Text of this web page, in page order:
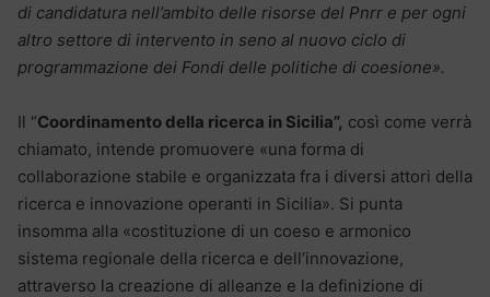
di candidatura nell’ambito delle risorse del Pnrr e per ogni
altro settore di intervento in seno al nuovo ciclo di
programmazione dei Fondi delle politiche di coesione».
Il “Coordinamento della ricerca in Sicilia”, così come verrà
chiamato, intende promuovere «una forma di
collaborazione stabile e organizzata fra i diversi attori della
ricerca e innovazione operanti in Sicilia». Si punta
insomma alla «costituzione di un coeso e armonico
sistema regionale della ricerca e dell’innovazione,
attraverso la creazione di alleanze e la definizione di